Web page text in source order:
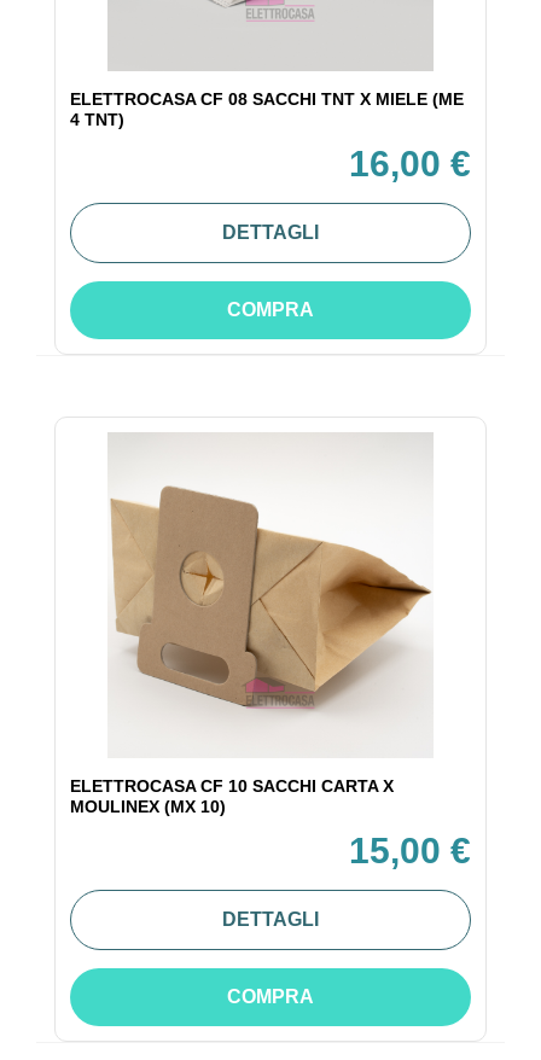
ELETTROCASA CF 08 SACCHI TNT X MIELE (ME
4 TNT)
16,00 €
DETTAGLI
COMPRA
ELETTROCASA CF 10 SACCHI CARTA X
MOULINEX (MX 10)
15,00 €
DETTAGLI
COMPRA